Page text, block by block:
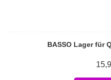
BASSO Lager für